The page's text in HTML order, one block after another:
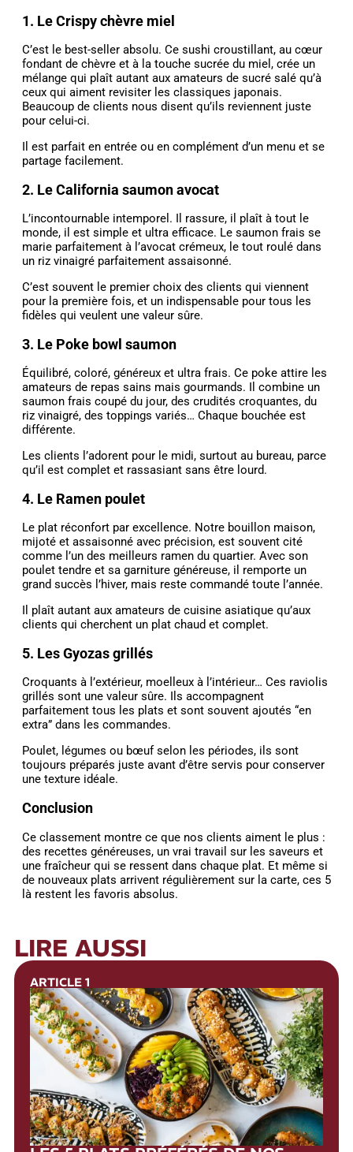
1. Le Crispy chèvre miel
C’est le best-seller absolu. Ce sushi croustillant, au cœur
fondant de chèvre et à la touche sucrée du miel, crée un
mélange qui plaît autant aux amateurs de sucré salé qu’à
ceux qui aiment revisiter les classiques japonais.
Beaucoup de clients nous disent qu’ils reviennent juste
pour celui-ci.
Il est parfait en entrée ou en complément d’un menu et se
partage facilement.
2. Le California saumon avocat
L’incontournable intemporel. Il rassure, il plaît à tout le
monde, il est simple et ultra efficace. Le saumon frais se
marie parfaitement à l’avocat crémeux, le tout roulé dans
un riz vinaigré parfaitement assaisonné.
C’est souvent le premier choix des clients qui viennent
pour la première fois, et un indispensable pour tous les
fidèles qui veulent une valeur sûre.
3. Le Poke bowl saumon
Équilibré, coloré, généreux et ultra frais. Ce poke attire les
amateurs de repas sains mais gourmands. Il combine un
saumon frais coupé du jour, des crudités croquantes, du
riz vinaigré, des toppings variés… Chaque bouchée est
différente.
Les clients l’adorent pour le midi, surtout au bureau, parce
qu’il est complet et rassasiant sans être lourd.
4. Le Ramen poulet
Le plat réconfort par excellence. Notre bouillon maison,
mijoté et assaisonné avec précision, est souvent cité
comme l’un des meilleurs ramen du quartier. Avec son
poulet tendre et sa garniture généreuse, il remporte un
grand succès l’hiver, mais reste commandé toute l’année.
Il plaît autant aux amateurs de cuisine asiatique qu’aux
clients qui cherchent un plat chaud et complet.
5. Les Gyozas grillés
Croquants à l’extérieur, moelleux à l’intérieur… Ces raviolis
grillés sont une valeur sûre. Ils accompagnent
parfaitement tous les plats et sont souvent ajoutés “en
extra” dans les commandes.
Poulet, légumes ou bœuf selon les périodes, ils sont
toujours préparés juste avant d’être servis pour conserver
une texture idéale.
Conclusion
Ce classement montre ce que nos clients aiment le plus :
des recettes généreuses, un vrai travail sur les saveurs et
une fraîcheur qui se ressent dans chaque plat. Et même si
de nouveaux plats arrivent régulièrement sur la carte, ces 5
là restent les favoris absolus.
LIRE AUSSI
ARTICLE 1